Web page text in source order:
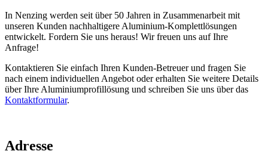
In Nenzing werden seit über 50 Jahren in Zusammenarbeit mit
unseren Kunden nachhaltigere Aluminium-Komplettlösungen
entwickelt. Fordern Sie uns heraus! Wir freuen uns auf Ihre
Anfrage!
Kontaktieren Sie einfach Ihren Kunden-Betreuer und fragen Sie
nach einem individuellen Angebot oder erhalten Sie weitere Details
über Ihre Aluminiumprofillösung und schreiben Sie uns über das
Kontaktformular.
Adresse